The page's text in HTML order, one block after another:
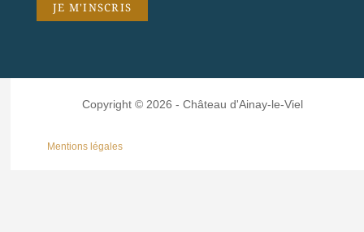
Copyright © 2026 - Château d'Ainay-le-Viel
Mentions légales